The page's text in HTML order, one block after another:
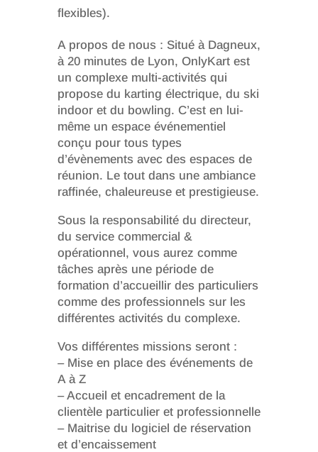
flexibles).
A propos de nous : Situé à Dagneux,
à 20 minutes de Lyon, OnlyKart est
un complexe multi-activités qui
propose du karting électrique, du ski
indoor et du bowling. C’est en lui-
même un espace événementiel
conçu pour tous types
d’évènements avec des espaces de
réunion. Le tout dans une ambiance
raffinée, chaleureuse et prestigieuse.
Sous la responsabilité du directeur,
du service commercial &
opérationnel, vous aurez comme
tâches après une période de
formation d’accueillir des particuliers
comme des professionnels sur les
différentes activités du complexe.
Vos différentes missions seront :
– Mise en place des événements de
A à Z
– Accueil et encadrement de la
clientèle particulier et professionnelle
– Maitrise du logiciel de réservation
et d’encaissement